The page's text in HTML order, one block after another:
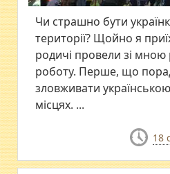
Чи страшно бути
території? Щойно я
родичі провели зі мною
роботу. Перше, що
зловживати
місцях. ...
18